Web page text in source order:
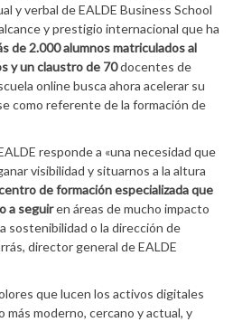
y verbal de EALDE Business School
y prestigio internacional que ha
de 2.000 alumnos matriculados al
y un claustro de 70docentes de
online busca ahora acelerar su
como referente de la formación de
responde a «una necesidad que
visibilidad y situarnos a la altura
de formación especializada que
a seguiren áreas de mucho impacto
sostenibilidad o la dirección de
director general de EALDE
que lucen los activos digitales
más moderno, cercano y actual, y